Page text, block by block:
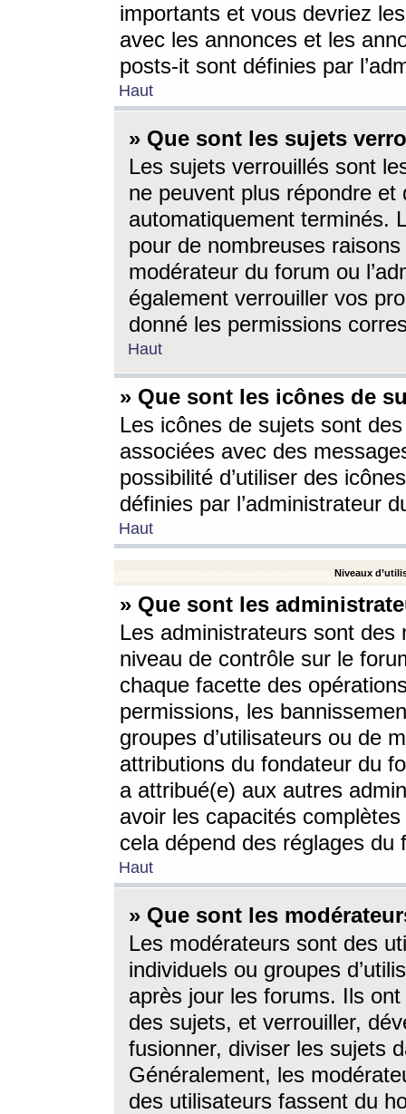
importants et vous devriez
avec les annonces et les
posts-it sont définies par
Haut
» Que sont les sujets
Les sujets verrouillés sont
ne peuvent plus répondre
automatiquement terminés.
pour de nombreuses
modérateur du forum ou
également verrouiller vos
donné les permissions
Haut
» Que sont les icônes de
Les icônes de sujets sont
associées avec des
possibilité d’utiliser des
définies par l’administrateur
Haut
Niveaux
» Que sont les
Les administrateurs sont
niveau de contrôle sur le
chaque facette des
permissions, les
groupes d’utilisateurs ou de
attributions du fondateur du
a attribué(e) aux autres
avoir les capacités
cela dépend des réglages du
Haut
» Que sont les
Les modérateurs sont des
individuels ou groupes
après jour les forums. Ils ont
des sujets, et verrouiller,
fusionner, diviser les sujets
Généralement, les
des utilisateurs fassent du